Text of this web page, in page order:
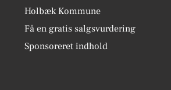
Holbæk Kommune
Få en gratis salgsvurdering
Sponsoreret indhold